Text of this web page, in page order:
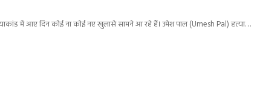
में आए दिन कोई ना कोई नए खुलासे सामने आ रहे हैं। उमेश पाल (Umesh Pal) हत्या…